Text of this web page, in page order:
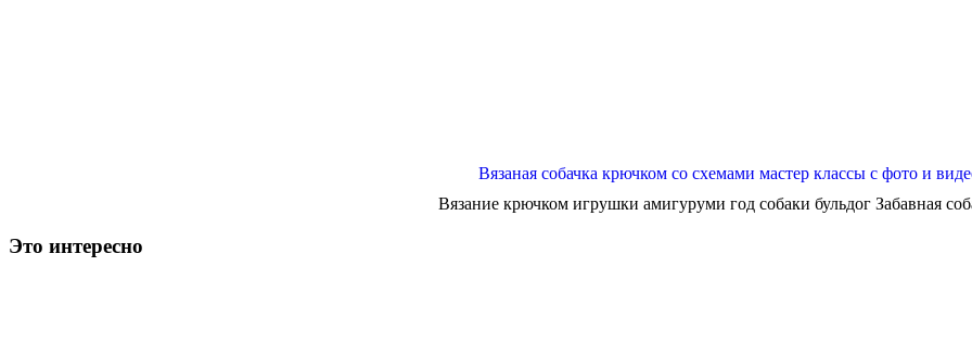
Вязаная собачка крючком со схемами мастер классы с фото и
Вязание крючком игрушки амигуруми год собаки бульдог Забавная
Это интересно